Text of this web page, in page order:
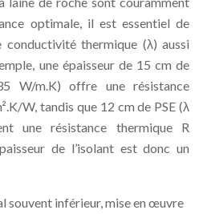
optimale, il est essentiel de
thermique (λ) aussi
une épaisseur de 15 cm de
W/m.K) offre une résistance
W, tandis que 12 cm de PSE (λ
une résistance thermique R
de l’isolant est donc un
souvent inférieur, mise en œuvre